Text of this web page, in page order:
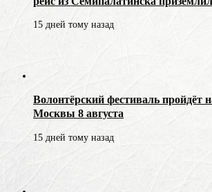
15 дней тому назад
Волонтёрский фестиваль пройдёт
Москвы 8 августа
15 дней тому назад